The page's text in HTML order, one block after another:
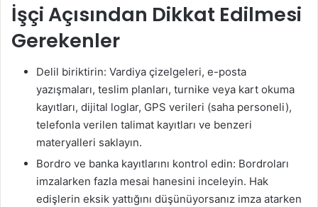
İşçi Açısından Dikkat Edilmesi
Gerekenler
Delil biriktirin: Vardiya çizelgeleri, e-posta
yazışmaları, teslim planları, turnike veya kart okuma
kayıtları, dijital loglar, GPS verileri (saha personeli),
telefonla verilen talimat kayıtları ve benzeri
materyalleri saklayın.
Bordro ve banka kayıtlarını kontrol edin: Bordroları
imzalarken fazla mesai hanesini inceleyin. Hak
edişlerin eksik yattığını düşünüyorsanız imza atarken